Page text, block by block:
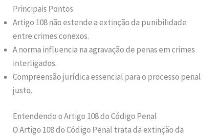
Principais Pontos
Artigo 108 não estende a extinção da punibilidade
entre crimes conexos.
A norma influencia na agravação de penas em crimes
interligados.
Compreensão jurídica essencial para o processo penal
justo.
Entendendo o Artigo 108 do Código Penal
O Artigo 108 do Código Penal trata da extinção da